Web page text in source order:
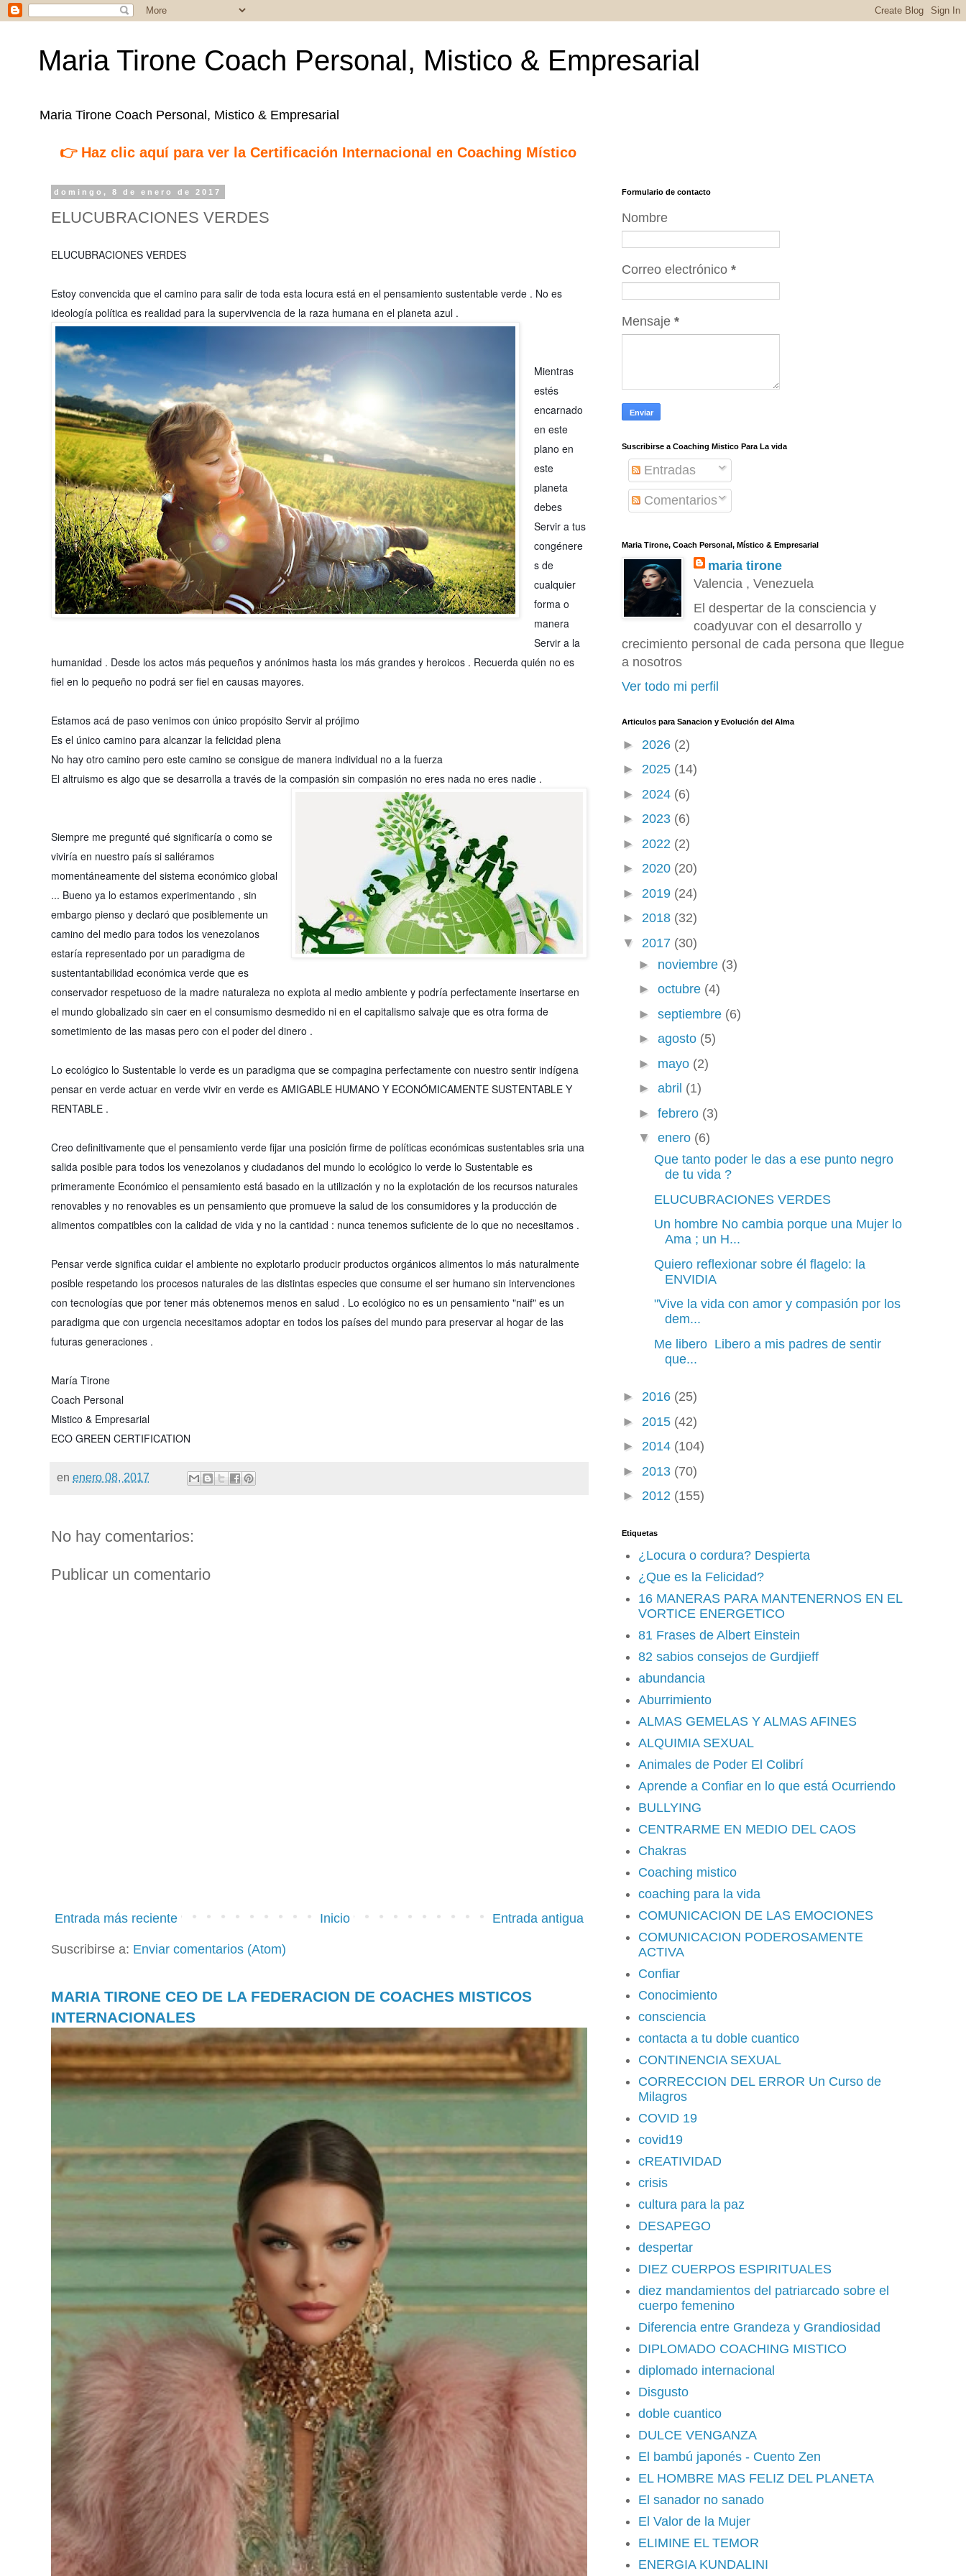
Maria Tirone Coach Personal, Mistico & Empresarial
Maria Tirone Coach Personal, Mistico & Empresarial
👉 Haz clic aquí para ver la Certificación Internacional en Coaching Místico
domingo, 8 de enero de 2017
ELUCUBRACIONES VERDES
ELUCUBRACIONES VERDES
Estoy convencida que el camino para salir de toda esta locura está en el pensamiento sustentable verde . No es
ideología política es realidad para la supervivencia de la raza humana en el planeta azul .
Mientras
estés
encarnado
en este
plano en
este
planeta
debes
Servir a tus
congénere
s de
cualquier
forma o
manera
Servir a la
humanidad . Desde los actos más pequeños y anónimos hasta los más grandes y heroicos . Recuerda quién no es
fiel en lo pequeño no podrá ser fiel en causas mayores.
Estamos acá de paso venimos con único propósito Servir al prójimo
Es el único camino para alcanzar la felicidad plena
No hay otro camino pero este camino se consigue de manera individual no a la fuerza
El altruismo es algo que se desarrolla a través de la compasión sin compasión no eres nada no eres nadie .
Siempre me pregunté qué significaría o como se
viviría en nuestro país si saliéramos
momentáneamente del sistema económico global
... Bueno ya lo estamos experimentando , sin
embargo pienso y declaró que posiblemente un
camino del medio para todos los venezolanos
estaría representado por un paradigma de
sustentantabilidad económica verde que es
conservador respetuoso de la madre naturaleza no explota al medio ambiente y podría perfectamente insertarse en
el mundo globalizado sin caer en el consumismo desmedido ni en el capitalismo salvaje que es otra forma de
sometimiento de las masas pero con el poder del dinero .
Lo ecológico lo Sustentable lo verde es un paradigma que se compagina perfectamente con nuestro sentir indígena
pensar en verde actuar en verde vivir en verde es AMIGABLE HUMANO Y ECONÓMICAMENTE SUSTENTABLE Y
RENTABLE .
Creo definitivamente que el pensamiento verde fijar una posición firme de políticas económicas sustentables sria una
salida posible para todos los venezolanos y ciudadanos del mundo lo ecológico lo verde lo Sustentable es
primeramente Económico el pensamiento está basado en la utilización y no la explotación de los recursos naturales
renovables y no renovables es un pensamiento que promueve la salud de los consumidores y la producción de
alimentos compatibles con la calidad de vida y no la cantidad : nunca tenemos suficiente de lo que no necesitamos .
Pensar verde significa cuidar el ambiente no explotarlo producir productos orgánicos alimentos lo más naturalmente
posible respetando los procesos naturales de las distintas especies que consume el ser humano sin intervenciones
con tecnologías que por tener más obtenemos menos en salud . Lo ecológico no es un pensamiento "naif" es un
paradigma que con urgencia necesitamos adoptar en todos los países del mundo para preservar al hogar de las
futuras generaciones .
María Tirone
Coach Personal
Mistico & Empresarial
ECO GREEN CERTIFICATION
en enero 08, 2017
No hay comentarios:
Publicar un comentario
Entrada más reciente Entrada antigua
Inicio
Suscribirse a: Enviar comentarios (Atom)
MARIA TIRONE CEO DE LA FEDERACION DE COACHES MISTICOS
INTERNACIONALES
Formulario de contacto
Nombre
Correo electrónico *
Mensaje *
Suscribirse a Coaching Mistico Para La vida
Entradas
Comentarios
Maria Tirone, Coach Personal, Místico & Empresarial
maria tirone
Valencia , Venezuela
El despertar de la consciencia y
coadyuvar con el desarrollo y
crecimiento personal de cada persona que llegue
a nosotros
Ver todo mi perfil
Articulos para Sanacion y Evolución del Alma
► 2026 (2)
► 2025 (14)
► 2024 (6)
► 2023 (6)
► 2022 (2)
► 2020 (20)
► 2019 (24)
► 2018 (32)
▼ 2017 (30)
► noviembre (3)
► octubre (4)
► septiembre (6)
► agosto (5)
► mayo (2)
► abril (1)
► febrero (3)
▼ enero (6)
Que tanto poder le das a ese punto negro
de tu vida ?
ELUCUBRACIONES VERDES
Un hombre No cambia porque una Mujer lo
Ama ; un H...
Quiero reflexionar sobre él flagelo: la
ENVIDIA
"Vive la vida con amor y compasión por los
dem...
Me libero Libero a mis padres de sentir
que...
► 2016 (25)
► 2015 (42)
► 2014 (104)
► 2013 (70)
► 2012 (155)
Etiquetas
¿Locura o cordura? Despierta
¿Que es la Felicidad?
16 MANERAS PARA MANTENERNOS EN EL
VORTICE ENERGETICO
81 Frases de Albert Einstein
82 sabios consejos de Gurdjieff
abundancia
Aburrimiento
ALMAS GEMELAS Y ALMAS AFINES
ALQUIMIA SEXUAL
Animales de Poder El Colibrí
Aprende a Confiar en lo que está Ocurriendo
BULLYING
CENTRARME EN MEDIO DEL CAOS
Chakras
Coaching mistico
coaching para la vida
COMUNICACION DE LAS EMOCIONES
COMUNICACION PODEROSAMENTE
ACTIVA
Confiar
Conocimiento
consciencia
contacta a tu doble cuantico
CONTINENCIA SEXUAL
CORRECCION DEL ERROR Un Curso de
Milagros
COVID 19
covid19
cREATIVIDAD
crisis
cultura para la paz
DESAPEGO
despertar
DIEZ CUERPOS ESPIRITUALES
diez mandamientos del patriarcado sobre el
cuerpo femenino
Diferencia entre Grandeza y Grandiosidad
DIPLOMADO COACHING MISTICO
diplomado internacional
Disgusto
doble cuantico
DULCE VENGANZA
El bambú japonés - Cuento Zen
EL HOMBRE MAS FELIZ DEL PLANETA
El sanador no sanado
El Valor de la Mujer
ELIMINE EL TEMOR
ENERGIA KUNDALINI